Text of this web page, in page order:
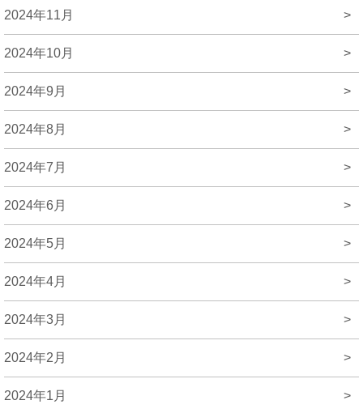
2024年11月 >
2024年10月 >
2024年9月 >
2024年8月 >
2024年7月 >
2024年6月 >
2024年5月 >
2024年4月 >
2024年3月 >
2024年2月 >
2024年1月 >